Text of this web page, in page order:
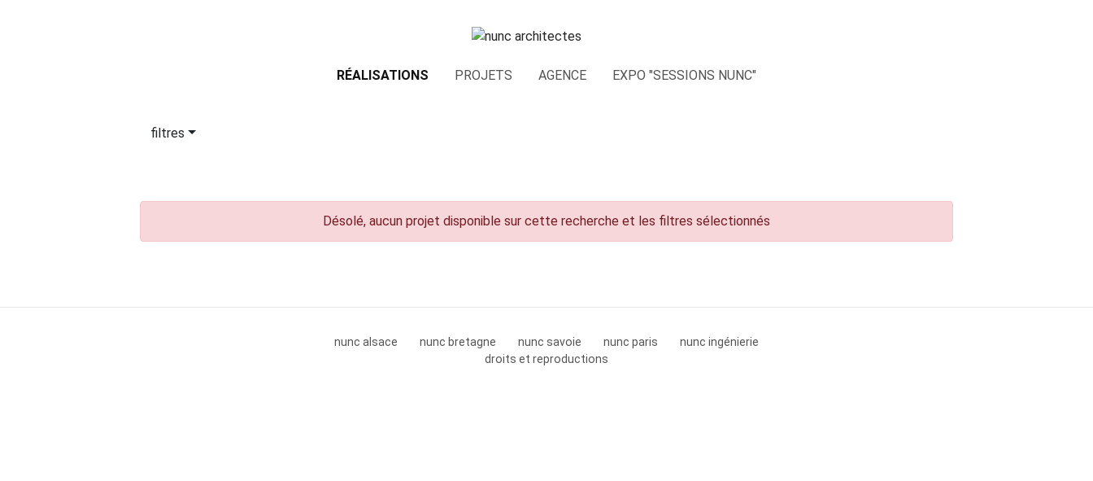
RÉALISATIONS PROJETS AGENCE EXPO "SESSIONS NUNC"
filtres
Désolé, aucun projet disponible sur cette recherche et les filtres sélectionnés
nunc alsace nunc bretagne nunc savoie nunc paris
nunc ingénierie
droits et reproductions